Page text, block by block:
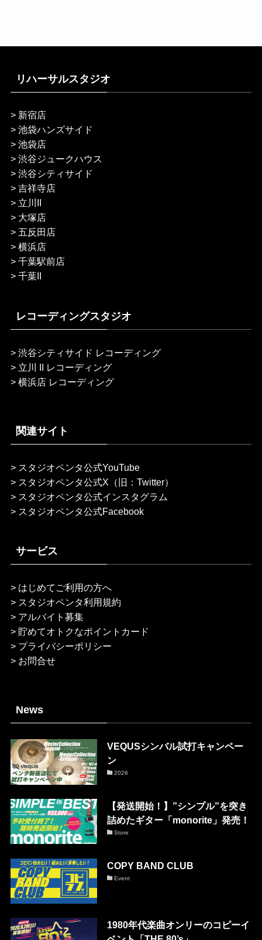
リハーサルスタジオ
> 新宿店
> 池袋ハンズサイド
> 池袋店
> 渋谷ジュークハウス
> 渋谷シティサイド
> 吉祥寺店
> 立川II
> 大塚店
> 五反田店
> 横浜店
> 千葉駅前店
> 千葉II
レコーディングスタジオ
> 渋谷シティサイド レコーディング
> 立川 II レコーディング
> 横浜店 レコーディング
関連サイト
> スタジオペンタ公式YouTube
> スタジオペンタ公式X（旧：Twitter）
> スタジオペンタ公式インスタグラム
> スタジオペンタ公式Facebook
サービス
> はじめてご利用の方へ
> スタジオペンタ利用規約
> アルバイト募集
> 貯めてオトクなポイントカード
> プライバシーポリシー
> お問合せ
News
VEQUSシンバル試打キャンペー
ン
2026
【発送開始！】”シンプル”を突き
詰めたギター「monorite」発売！
Store
COPY BAND CLUB
Event
1980年代楽曲オンリーのコピーイ